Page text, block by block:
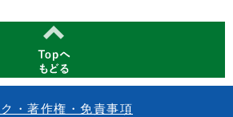
ク・著作権・免責事項